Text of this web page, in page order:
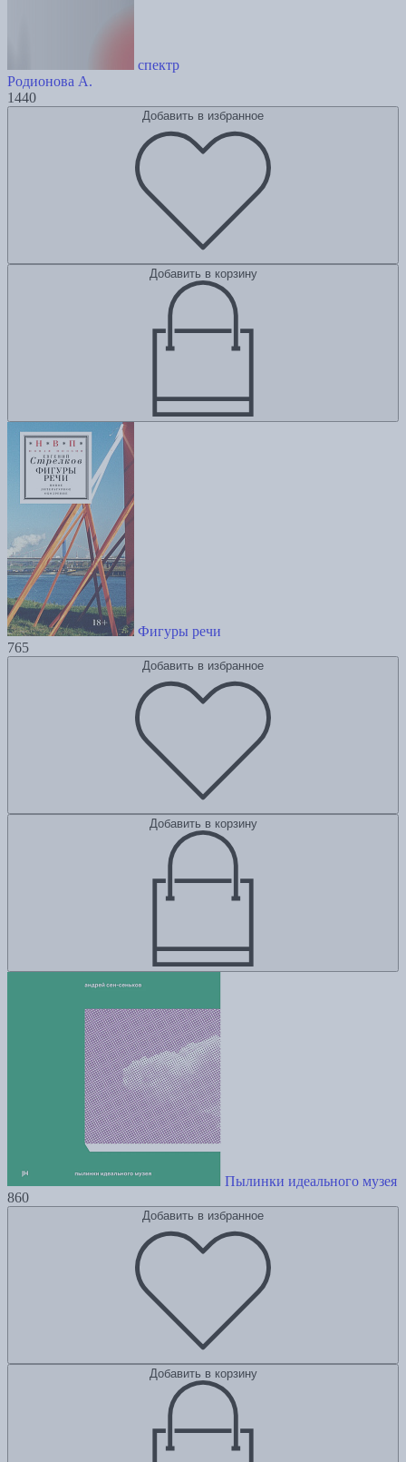
спектр
Родионова А.
1440
Добавить в избранное
Добавить в корзину
Фигуры речи
765
Добавить в избранное
Добавить в корзину
Пылинки идеального музея
860
Добавить в избранное
Добавить в корзину